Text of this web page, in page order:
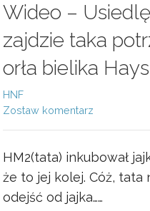
Wideo –
zajdzie taka
orła bielika Hays
HNF
Zostaw komentarz
HM2(tata) inkubował
że to jej kolej. Cóż, tata
odejść od jajka……